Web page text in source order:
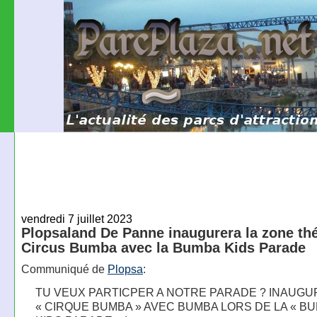
vendredi 7 juillet 2023
Plopsaland De Panne inaugurera la zone
Circus Bumba avec la Bumba Kids Parade
Communiqué de Plopsa:
TU VEUX PARTICPER A NOTRE PARADE ?
« CIRQUE BUMBA » AVEC BUMBA LORS DE LA «